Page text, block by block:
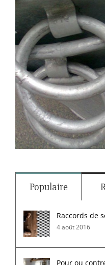
Populaire
Raccords de
4 août 2016
Pour ou